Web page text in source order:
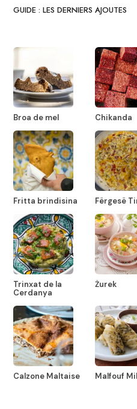
GUIDE : LES DERNIERS AJOUTES
Broa de mel Chikanda
Fritta brindisina Fërgesë
Trinxat de la
Cerdanya
Żurek
Calzone Maltaise Malfouf